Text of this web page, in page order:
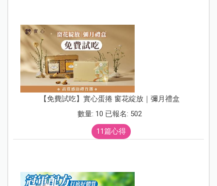
【免費試吃】實心蛋捲 窗花綻放｜彌月禮盒
數量: 10 已報名: 502
11篇心得